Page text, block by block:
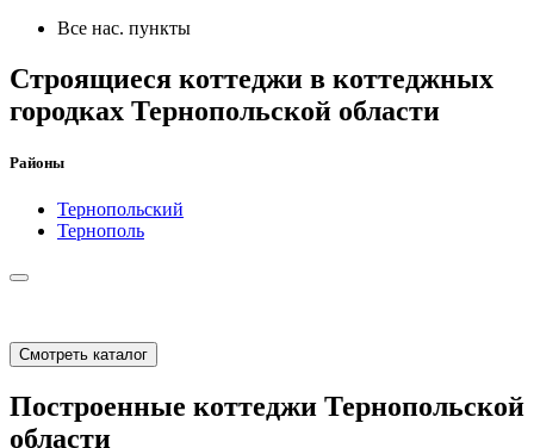
Все нас. пункты
Строящиеся коттеджи в коттеджных
городках Тернопольской области
Районы
Тернопольский
Тернополь
Смотреть каталог
Построенные коттеджи Тернопольской
области